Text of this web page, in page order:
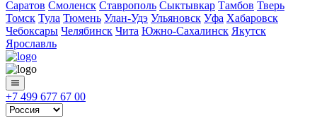
Саратов Смоленск Ставрополь Сыктывкар Тамбов Тверь
Томск Тула Тюмень Улан-Удэ Ульяновск Уфа Хабаровск
Чебоксары Челябинск Чита Южно-Сахалинск Якутск
Ярославль
+7 499 677 67 00